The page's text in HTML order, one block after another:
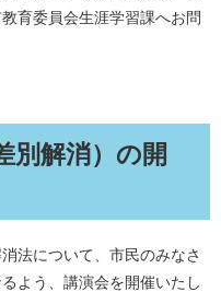
育委員会生涯学習課へお問
別解消）の開
法について、市民のみなさ
よう、講演会を開催いたし